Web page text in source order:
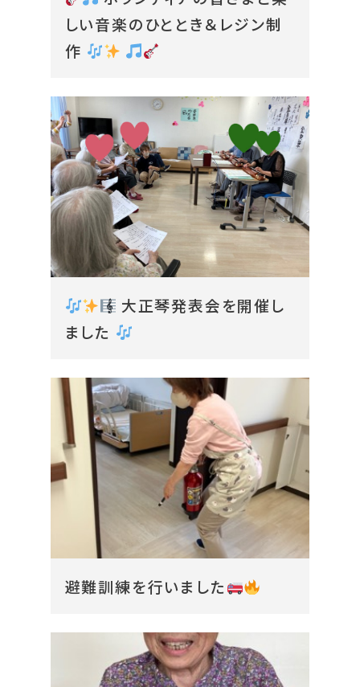
しい音楽のひととき＆レジン制
作
大正琴発表会を開催し
ました
避難訓練を行いました